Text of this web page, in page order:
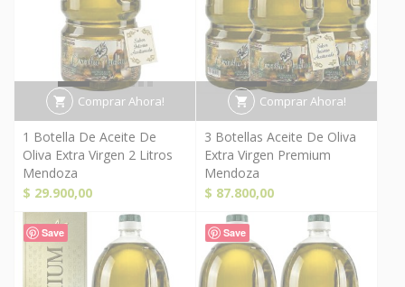
Comprar Ahora!
1 Botella De Aceite De
Oliva Extra Virgen 2 Litros
Mendoza
$ 29.900,00
Comprar Ahora!
3 Botellas Aceite De Oliva
Extra Virgen Premium
Mendoza
$ 87.800,00
Save Save